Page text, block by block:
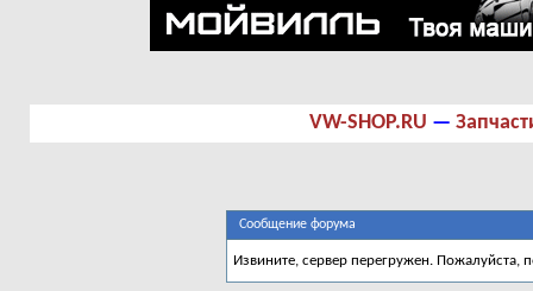
VW-SHOP.RU —
Сообщение форума
Извините, сервер перегружен. Пожалуйста,